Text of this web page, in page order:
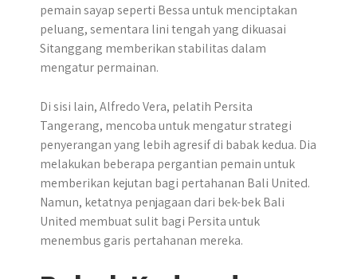
pemain sayap seperti Bessa untuk menciptakan
peluang, sementara lini tengah yang dikuasai
Sitanggang memberikan stabilitas dalam
mengatur permainan.
Di sisi lain, Alfredo Vera, pelatih Persita
Tangerang, mencoba untuk mengatur strategi
penyerangan yang lebih agresif di babak kedua. Dia
melakukan beberapa pergantian pemain untuk
memberikan kejutan bagi pertahanan Bali United.
Namun, ketatnya penjagaan dari bek-bek Bali
United membuat sulit bagi Persita untuk
menembus garis pertahanan mereka.